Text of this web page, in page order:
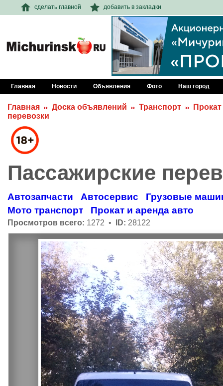
сделать главной добавить в закладки
Главная Новости Объявления Фото Наш город
Главная Доска объявлений Транспорт
перевозки
Пассажирские
Автозапчасти Автосервис
Грузовые
Мото транспорт
Прокат и аренда авто
Просмотров всего: 1272 • ID: 28122